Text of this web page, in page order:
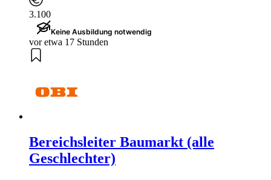
3.100
Keine Ausbildung notwendig
vor etwa 17 Stunden
Bereichsleiter Baumarkt (alle
Geschlechter)